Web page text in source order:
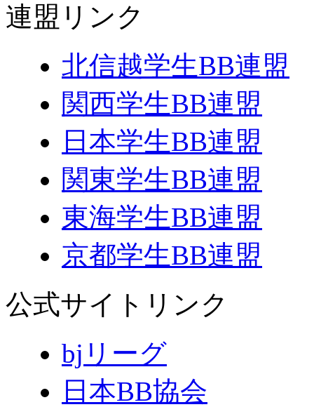
連盟リンク
北信越学生BB連盟
関西学生BB連盟
日本学生BB連盟
関東学生BB連盟
東海学生BB連盟
京都学生BB連盟
公式サイトリンク
bjリーグ
日本BB協会